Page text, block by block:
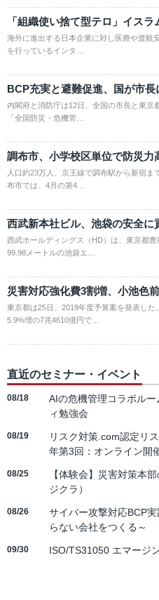
「組織使い捨て型テロ」イスラ
海外に進出する日本企業に対し医療や渡航
を行っているインタ…
BCP充実と避難促進、国が市長
内閣府と消防庁は12日、全国の市長と東京
「全国防災・危機管…
調布市、小学校区単位で防災力
人口約23万人、京王線で調布駅から新宿ま
布市では、4月の第4…
西武新本社ビル、池袋の安全に
西武ホールディングス（HD）は、東京都豊
99.98メートルの池袋エ…
災害対応強化費3割増、小池色
東京都は25日、2019年度予算案を発表した
5.9%増の7兆4610億円で…
直近のセミナー・イベント
08/18
AIの危機管理コラボル
ィ勉強会
08/19
リスク対策.com認定リ
年第3回：オンライン開
08/25
【体験会】災害対策本
ジクラ）
08/26
サイバー攻撃対応BCP
らない会社をつくる～
09/30 ISO/TS31050 エマージ